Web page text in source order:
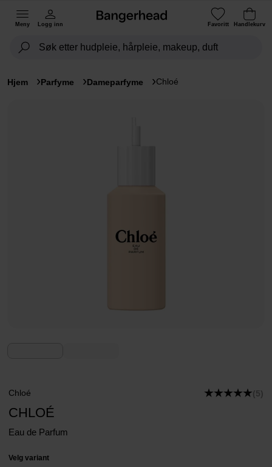
Meny Logg inn Favoritt Handlekurv
Hjem Parfyme Dameparfyme Chloé
Chloé (5)
CHLOÉ
Eau de Parfum
Velg variant